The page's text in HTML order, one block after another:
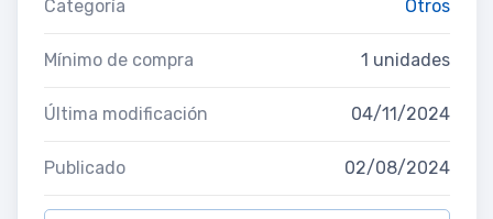
Categoría Otros
Mínimo de compra 1 unidades
Última modificación 04/11/2024
Publicado 02/08/2024